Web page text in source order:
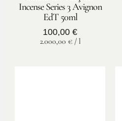
Incense Series 3 Avignon
EdT 50ml
100,00 €
2.000,00 €/ l